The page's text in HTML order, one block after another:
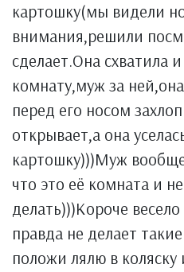
картошку(мы видели
внимания,решили
сделает.Она схватила
комнату,муж за
перед его носом
открывает,а она
картошку)))Муж
что это её комната и
делать)))Короче
правда не делает
положи лялю в